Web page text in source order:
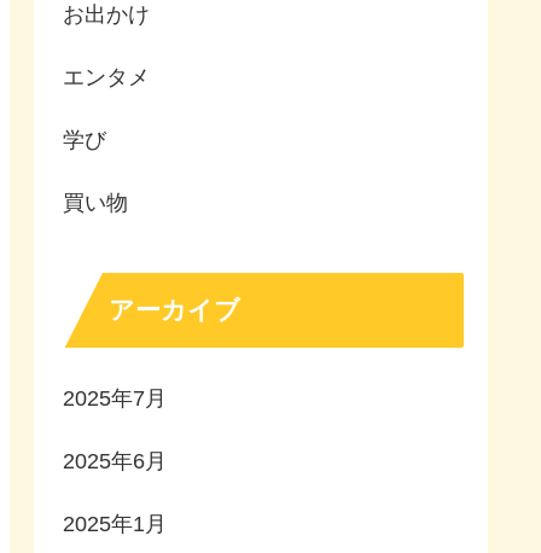
お出かけ
エンタメ
学び
買い物
アーカイブ
2025年7月
2025年6月
2025年1月